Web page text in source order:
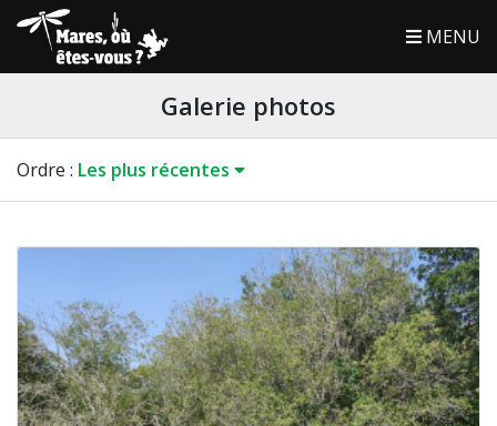
MENU
Galerie photos
Ordre : Les plus récentes